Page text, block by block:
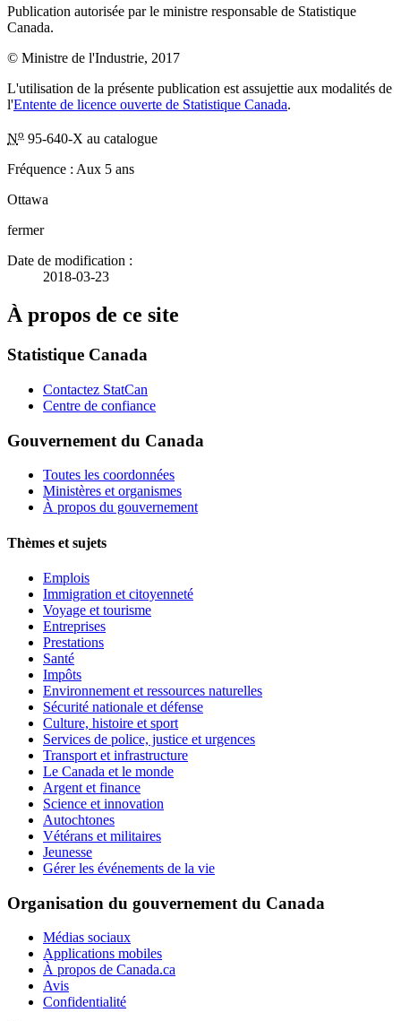
Publication autorisée par le ministre responsable de Statistique
Canada.
© Ministre de l'Industrie, 2017
L'utilisation de la présente publication est assujettie aux modalités de
l'Entente de licence ouverte de Statistique Canada.
No 95-640-X au catalogue
Fréquence : Aux 5 ans
Ottawa
fermer
Date de modification :
2018-03-23
À propos de ce site
Statistique Canada
Contactez StatCan
Centre de confiance
Gouvernement du Canada
Toutes les coordonnées
Ministères et organismes
À propos du gouvernement
Thèmes et sujets
Emplois
Immigration et citoyenneté
Voyage et tourisme
Entreprises
Prestations
Santé
Impôts
Environnement et ressources naturelles
Sécurité nationale et défense
Culture, histoire et sport
Services de police, justice et urgences
Transport et infrastructure
Le Canada et le monde
Argent et finance
Science et innovation
Autochtones
Vétérans et militaires
Jeunesse
Gérer les événements de la vie
Organisation du gouvernement du Canada
Médias sociaux
Applications mobiles
À propos de Canada.ca
Avis
Confidentialité